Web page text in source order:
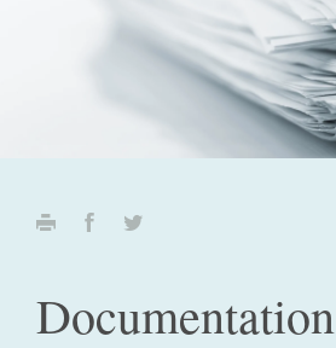
Documentation